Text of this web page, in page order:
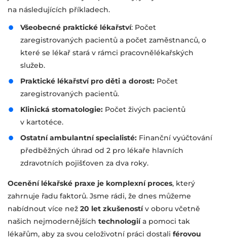
na následujících příkladech.
Všeobecné praktické lékařství: Počet
zaregistrovaných pacientů a počet zaměstnanců, o
které se lékař stará v rámci pracovnělékařských
služeb.
Praktické lékařství pro děti a dorost: Počet
zaregistrovaných pacientů.
Klinická stomatologie: Počet živých pacientů
v kartotéce.
Ostatní ambulantní specialisté: Finanční vyúčtování
předběžných úhrad od 2 pro lékaře hlavních
zdravotních pojišťoven za dva roky.
Ocenění lékařské praxe je komplexní proces, který
zahrnuje řadu faktorů. Jsme rádi, že dnes můžeme
nabídnout více než 20 let zkušenostív oboru včetně
našich nejmodernějších technologiía pomoci tak
lékařům, aby za svou celoživotní práci dostali férovou